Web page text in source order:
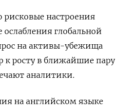
настроения
ослабления глобальной
на активы-убежища
к росту в ближайшие пару
аналитики.
на английском языке